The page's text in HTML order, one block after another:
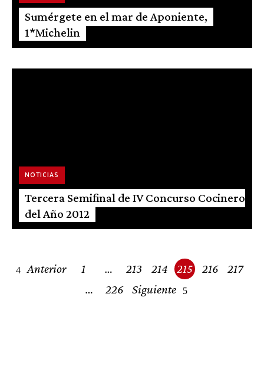
Sumérgete en el mar de Aponiente,
1*Michelin
NOTICIAS
Tercera Semifinal de IV Concurso Cocinero
del Año 2012
Posts
Anterior 1 … 213 214 215 216
217
…
226 Siguiente